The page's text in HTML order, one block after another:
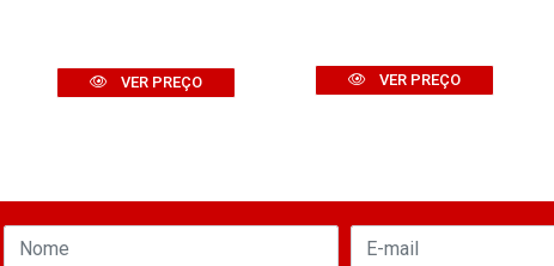
VER PREÇO VER PREÇO